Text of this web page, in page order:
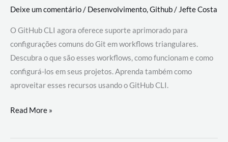
Deixe um comentário/ Desenvolvimento,Github/ Jefte Costa
O GitHub CLI agora oferece suporte aprimorado para
configurações comuns do Git em workflows triangulares.
Descubra o que são esses workflows, como funcionam e como
configurá-los em seus projetos. Aprenda também como
aproveitar esses recursos usando o GitHub CLI.
GitHub
revoluciona
Read More »